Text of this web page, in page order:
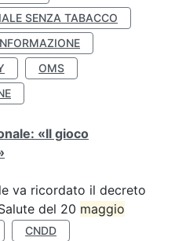
SENZA TABACCO
OMS
«Il gioco
va ricordato il decreto
del 20 maggio
CNDD